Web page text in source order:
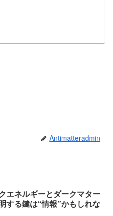
Antimatteradmin
エネルギーとダークマター
する鍵は“情報”かもしれな